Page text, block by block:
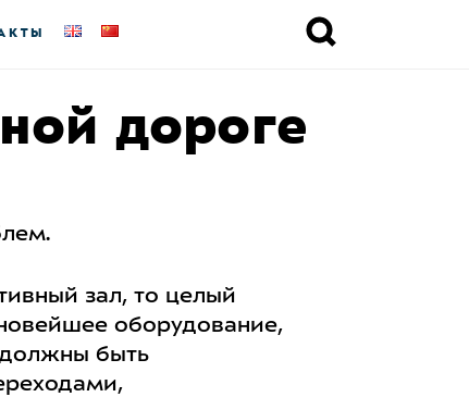
дороге
зал, то целый
оборудование,
быть